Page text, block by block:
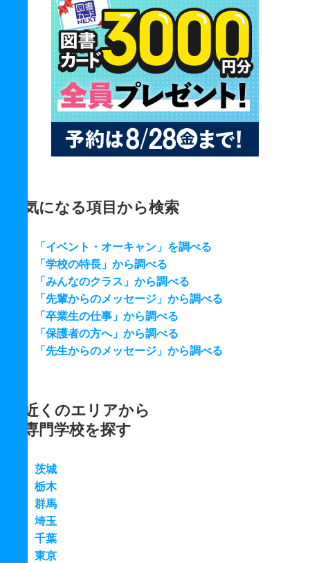
気になる項目から検索
「イベント・オーキャン」を調べる
「学校の特長」から調べる
「みんなのクラス」から調べる
「先輩からのメッセージ」から調べる
「卒業生の仕事」から調べる
「保護者の方へ」から調べる
「先生からのメッセージ」から調べる
近くのエリアから
専門学校を探す
茨城
栃木
群馬
埼玉
千葉
東京